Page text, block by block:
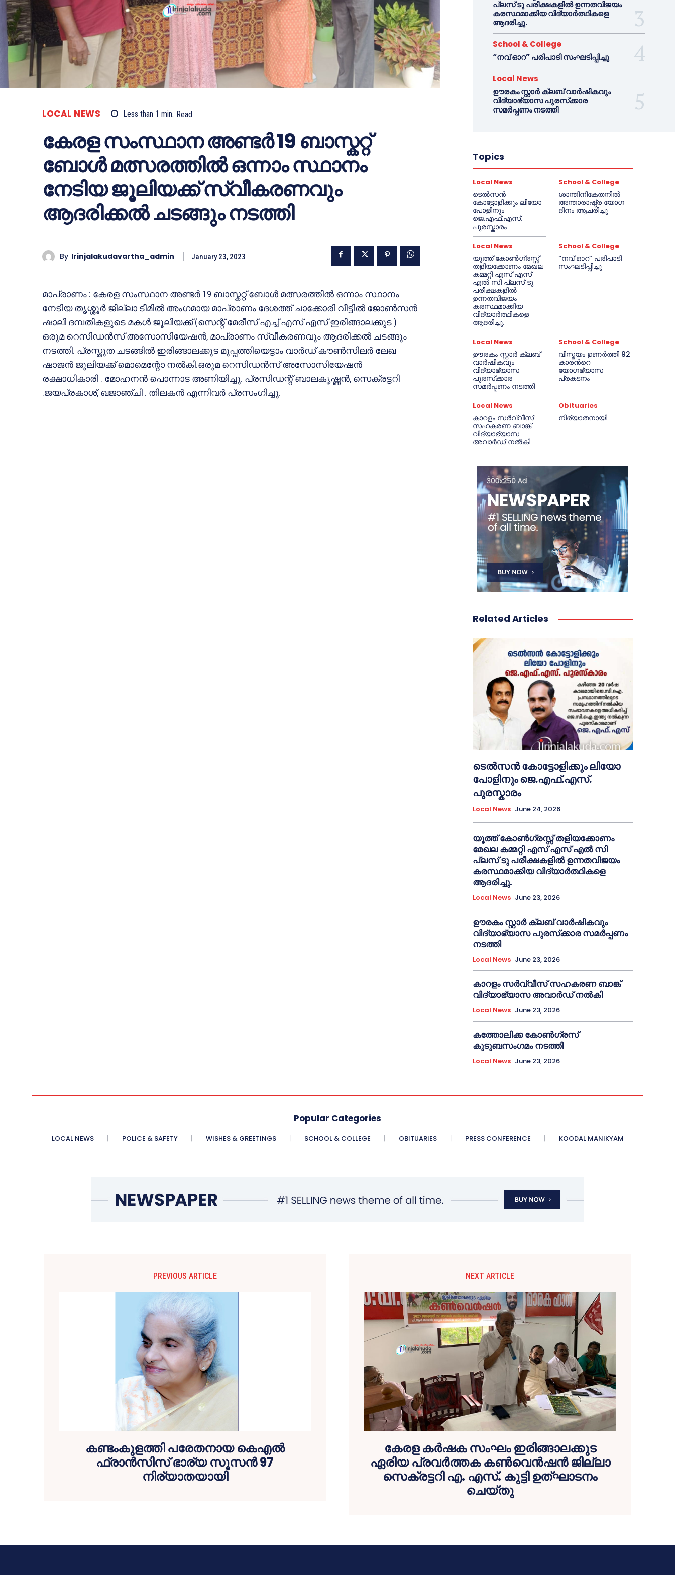
LOCAL NEWS Less than 1 min. Read
കേരള സംസ്ഥാന അണ്ടർ 19 ബാസ്കറ്റ്
ബോൾ മത്സരത്തിൽ ഒന്നാം സ്ഥാനം
നേടിയ ജൂലിയക്ക് സ്വീകരണവും
ആദരിക്കൽ ചടങ്ങും നടത്തി
By Irinjalakudavartha_admin January 23, 2023
മാപ്രാണം : കേരള സംസ്ഥാന അണ്ടർ 19 ബാസ്കറ്റ് ബോൾ മത്സരത്തിൽ ഒന്നാം സ്ഥാനം
നേടിയ തൃശ്ശൂർ ജില്ലാ ടീമിൽ അംഗമായ മാപ്രാണം ദേശത്ത് ചാക്കോരി വീട്ടിൽ ജോൺസൻ
ഷാലി ദമ്പതികളുടെ മകൾ ജൂലിയക്ക് (സെന്റ് മേരീസ് എച്ച് എസ് എസ് ഇരിങ്ങാലക്കുട )
ഒരുമ റെസിഡൻസ് അസോസിയേഷൻ, മാപ്രാണം സ്വീകരണവും ആദരിക്കൽ ചടങ്ങും
നടത്തി. പ്രസ്തുത ചടങ്ങിൽ ഇരിങ്ങാലക്കുട മുപ്പത്തിയെട്ടാം വാർഡ് കൗൺസിലർ ലേഖ
ഷാജൻ ജൂലിയക്ക് മൊമെന്റോ നൽകി.ഒരുമ റെസിഡൻസ് അസോസിയേഷൻ
രക്ഷാധികാരി . മോഹനൻ പൊന്നാട അണിയിച്ചു. പ്രസിഡന്റ്‌ ബാലകൃഷ്ണൻ, സെക്രട്ടറി
.ജയപ്രകാശ്, ഖജാഞ്ചി . തിലകൻ എന്നിവർ പ്രസംഗിച്ചു.
പ്ലസ് ടു പരീക്ഷകളിൽ ഉന്നതവിജയം
കരസ്ഥമാക്കിയ വിദ്യാർത്ഥികളെ
ആദരിച്ചു.
School & College
“നവ് ഓറ” പരിപാടി സംഘടിപ്പിച്ചു
Local News
ഊരകം സ്റ്റാർ ക്ലബ് വാർഷികവും
വിദ്യാഭ്യാസ പുരസ്‌ക്കാര
സമർപ്പണം നടത്തി
Topics
Local News
ടെൽസൻ
കോട്ടോളിക്കും ലിയോ
പോളിനും
ജെ.എഫ്.എസ്.
പുരസ്കാരം
School & College
ശാന്തിനികേതനിൽ
അന്താരാഷ്ട്ര യോഗ
ദിനം ആചരിച്ചു
Local News
യൂത്ത് കോൺഗ്രസ്സ്
തളിയക്കോണം മേഖല
കമ്മറ്റി എസ് എസ്
എൽ സി പ്ലസ് ടു
പരീക്ഷകളിൽ
ഉന്നതവിജയം
കരസ്ഥമാക്കിയ
വിദ്യാർത്ഥികളെ
ആദരിച്ചു.
School & College
“നവ് ഓറ” പരിപാടി
സംഘടിപ്പിച്ചു
Local News
ഊരകം സ്റ്റാർ ക്ലബ്
വാർഷികവും
വിദ്യാഭ്യാസ
പുരസ്‌ക്കാര
സമർപ്പണം നടത്തി
School & College
വിസ്മയം ഉണർത്തി 92
കാരൻറെ
യോഗഭ്യാസ
പ്രകടനം
Local News
കാറളം സർവ്വീസ്
സഹകരണ ബാങ്ക്
വിദ്യാഭ്യാസ
അവാർഡ് നൽകി
Obituaries
നിര്യാതനായി
Related Articles
ടെൽസൻ കോട്ടോളിക്കും ലിയോ
പോളിനും ജെ.എഫ്.എസ്.
പുരസ്കാരം
Local News June 24, 2026
യൂത്ത് കോൺഗ്രസ്സ് തളിയക്കോണം
മേഖല കമ്മറ്റി എസ് എസ് എൽ സി
പ്ലസ് ടു പരീക്ഷകളിൽ ഉന്നതവിജയം
കരസ്ഥമാക്കിയ വിദ്യാർത്ഥികളെ
ആദരിച്ചു.
Local News June 23, 2026
ഊരകം സ്റ്റാർ ക്ലബ് വാർഷികവും
വിദ്യാഭ്യാസ പുരസ്‌ക്കാര സമർപ്പണം
നടത്തി
Local News June 23, 2026
കാറളം സർവ്വീസ് സഹകരണ ബാങ്ക്
വിദ്യാഭ്യാസ അവാർഡ് നൽകി
Local News June 23, 2026
കത്തോലിക്ക കോൺഗ്രസ്
കുടുബസംഗമം നടത്തി
Local News June 23, 2026
Popular Categories
LOCAL NEWS POLICE & SAFETY WISHES & GREETINGS SCHOOL & COLLEGE OBITUARIES PRESS CONFERENCE KOODAL MANIKYAM
PREVIOUS ARTICLE
കണ്ടംകുളത്തി പരേതനായ കെഎൽ
ഫ്രാൻസിസ് ഭാര്യ സൂസൻ 97
നിര്യാതയായി
NEXT ARTICLE
കേരള കർഷക സംഘം ഇരിങ്ങാലക്കുട
ഏരിയ പ്രവർത്തക കൺവെൻഷൻ ജില്ലാ
സെക്രട്ടറി എ. എസ്. കുട്ടി ഉത്ഘാടനം
ചെയ്തു